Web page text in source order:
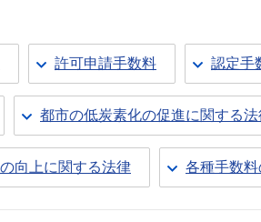
許可申請手数料 認定手
都市の低炭素化の促進に関する法
向上に関する法律 各種手数